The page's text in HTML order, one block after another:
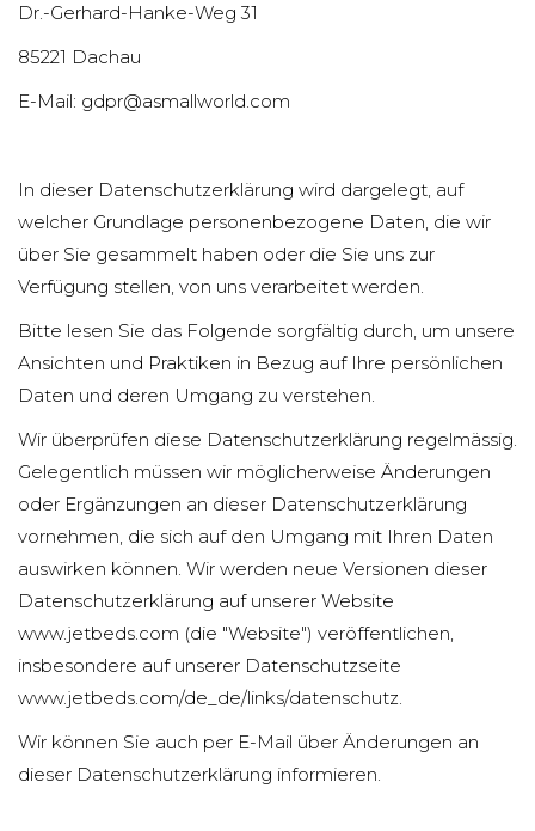
Dr.-Gerhard-Hanke-Weg 31
85221 Dachau
E-Mail: gdpr@asmallworld.com
In dieser Datenschutzerklärung wird dargelegt, auf
welcher Grundlage personenbezogene Daten, die wir
über Sie gesammelt haben oder die Sie uns zur
Verfügung stellen, von uns verarbeitet werden.
Bitte lesen Sie das Folgende sorgfältig durch, um unsere
Ansichten und Praktiken in Bezug auf Ihre persönlichen
Daten und deren Umgang zu verstehen.
Wir überprüfen diese Datenschutzerklärung regelmässig.
Gelegentlich müssen wir möglicherweise Änderungen
oder Ergänzungen an dieser Datenschutzerklärung
vornehmen, die sich auf den Umgang mit Ihren Daten
auswirken können. Wir werden neue Versionen dieser
Datenschutzerklärung auf unserer Website
www.jetbeds.com (die "Website") veröffentlichen,
insbesondere auf unserer Datenschutzseite
www.jetbeds.com/de_de/links/datenschutz.
Wir können Sie auch per E-Mail über Änderungen an
dieser Datenschutzerklärung informieren.